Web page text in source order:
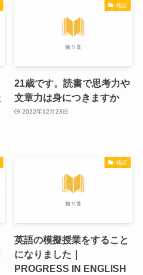
雑記
21歳です。読書で思考力や
文章力は身につきますか
2022年12月23日
雑記
英語の模擬授業をすること
になりました｜
PROGRESS IN ENGLISH